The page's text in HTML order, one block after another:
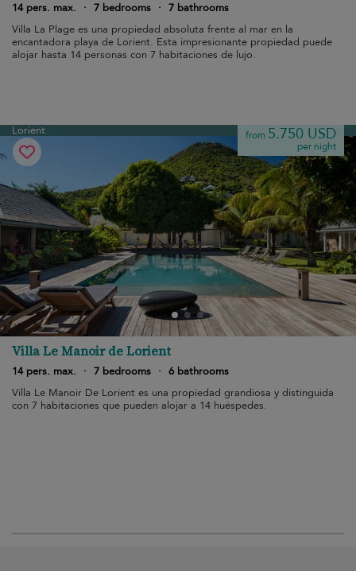
14 pers. max. · 7 bedrooms · 7 bathrooms
Villa La Plage es una propiedad absoluta frente al mar en la
encantadora playa de Lorient. Esta impresionante propiedad puede
alojar hasta 14 personas con 7 habitaciones de lujo.
Lorient from 5.750 USD
per night
Villa Le Manoir de Lorient
14 pers. max. · 7 bedrooms · 6 bathrooms
Villa Le Manoir De Lorient es una propiedad grandiosa y distinguida
con 7 habitaciones que pueden alojar a 14 huéspedes.